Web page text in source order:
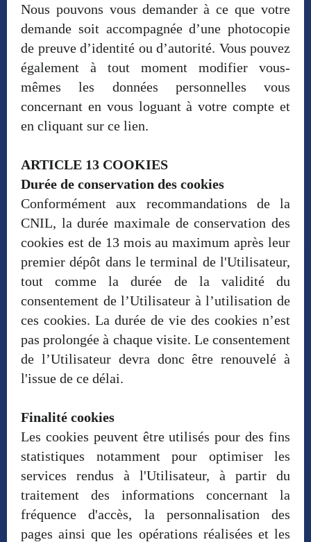
Nous pouvons vous demander à ce que votre
demande soit accompagnée d’une photocopie
de preuve d’identité ou d’autorité. Vous pouvez
également à tout moment modifier vous-
mêmes les données personnelles vous
concernant en vous loguant à votre compte et
en cliquant sur ce lien.
ARTICLE 13 COOKIES
Durée de conservation des cookies
Conformément aux recommandations de la
CNIL, la durée maximale de conservation des
cookies est de 13 mois au maximum après leur
premier dépôt dans le terminal de l'Utilisateur,
tout comme la durée de la validité du
consentement de l’Utilisateur à l’utilisation de
ces cookies. La durée de vie des cookies n’est
pas prolongée à chaque visite. Le consentement
de l’Utilisateur devra donc être renouvelé à
l'issue de ce délai.
Finalité cookies
Les cookies peuvent être utilisés pour des fins
statistiques notamment pour optimiser les
services rendus à l'Utilisateur, à partir du
traitement des informations concernant la
fréquence d'accès, la personnalisation des
pages ainsi que les opérations réalisées et les